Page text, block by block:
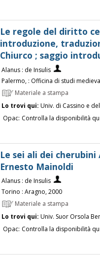
Le regole del diritto
introduzione,
Chiurco ; saggio
Alanus : de Insulis
Palermo, : Officina di studi
Materiale a stampa
Lo trovi qui: Univ. di Cassino e
Opac: Controlla la disponibilità
Le sei ali dei
Ernesto Mainoldi
Alanus : de Insulis
Torino : Aragno, 2000
Materiale a stampa
Lo trovi qui: Univ. Suor Orsola
Opac: Controlla la disponibilità